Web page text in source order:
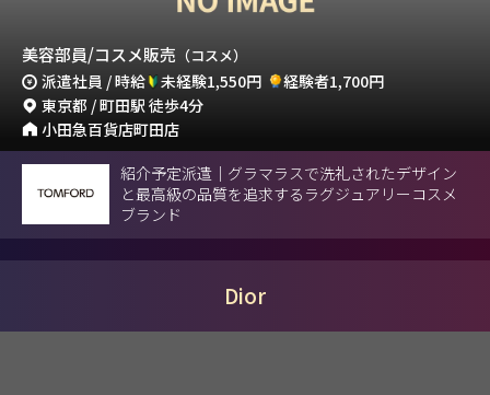
美容部員/コスメ販売 （コスメ）
派遣社員 / 時給 未経験1,550円
経験者1,700円
東京都 / 町田駅 徒歩4分
小田急百貨店町田店
紹介予定派遣｜グラマラスで洗礼されたデザイン
と最高級の品質を追求するラグジュアリーコスメ
ブランド
Dior